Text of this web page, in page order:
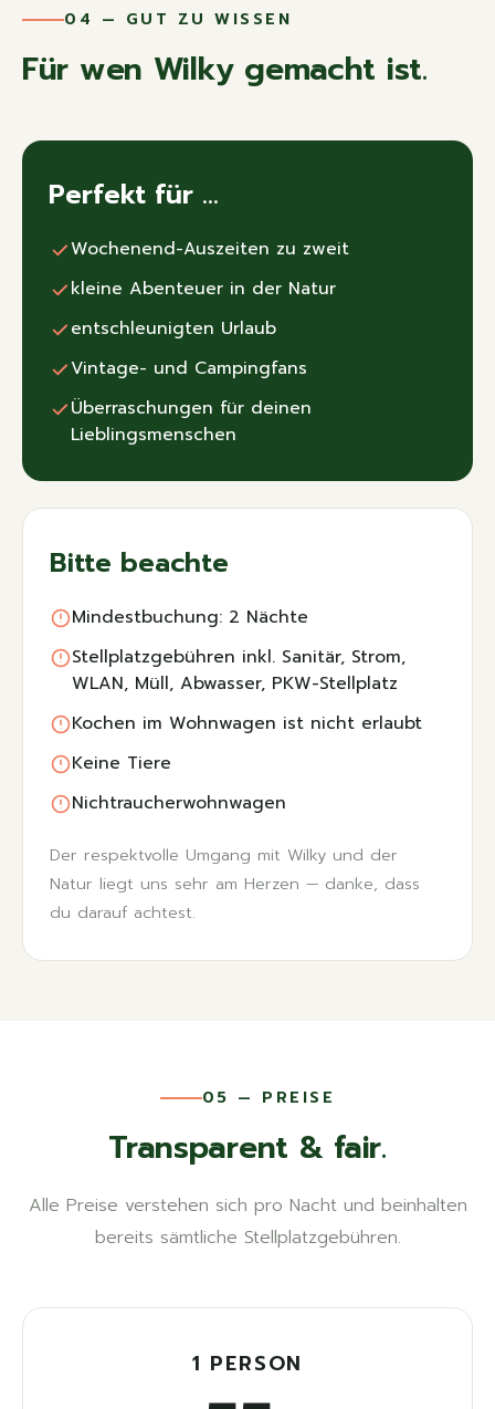
04 — GUT ZU WISSEN
Für wen Wilky gemacht ist.
Perfekt für …
Wochenend-Auszeiten zu zweit
kleine Abenteuer in der Natur
entschleunigten Urlaub
Vintage- und Campingfans
Überraschungen für deinen
Lieblingsmenschen
Bitte beachte
Mindestbuchung: 2 Nächte
Stellplatzgebühren inkl. Sanitär, Strom,
WLAN, Müll, Abwasser, PKW-Stellplatz
Kochen im Wohnwagen ist nicht erlaubt
Keine Tiere
Nichtraucherwohnwagen
Der respektvolle Umgang mit Wilky und der
Natur liegt uns sehr am Herzen — danke, dass
du darauf achtest.
05 — PREISE
Transparent & fair.
Alle Preise verstehen sich pro Nacht und beinhalten
bereits sämtliche Stellplatzgebühren.
1 PERSON